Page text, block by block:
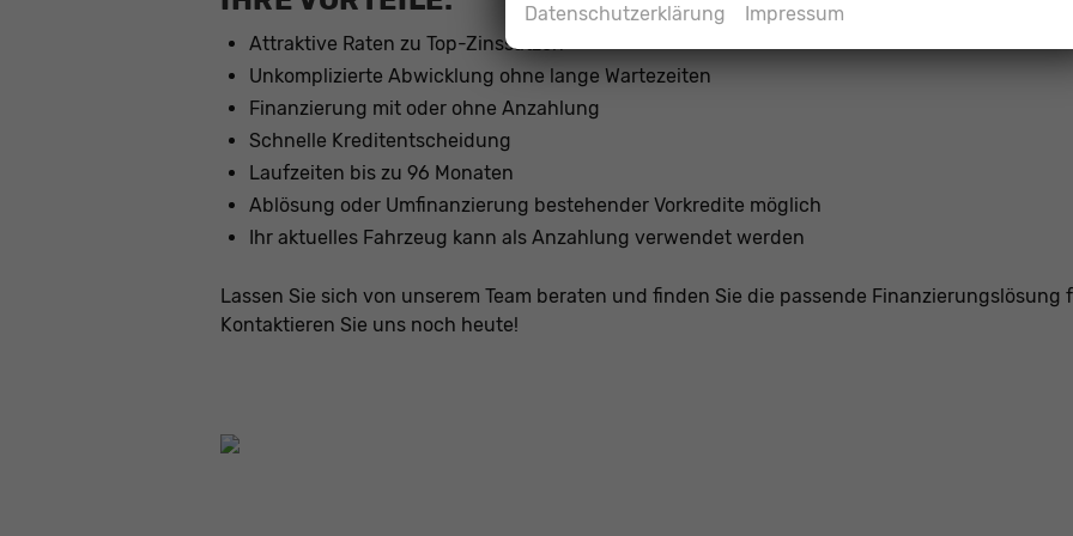
Attraktive Raten zu Top-Zinssätzen
Unkomplizierte Abwicklung ohne lange Wartezeiten
Finanzierung mit oder ohne Anzahlung
Schnelle Kreditentscheidung
Laufzeiten bis zu 96 Monaten
Ablösung oder Umfinanzierung bestehender Vorkredite möglich
Ihr aktuelles Fahrzeug kann als Anzahlung verwendet werden
Lassen Sie sich von unserem Team beraten und finden Sie die passende Finanzierungslösung
Kontaktieren Sie uns noch heute!
Datenschutzerklärung Impressum